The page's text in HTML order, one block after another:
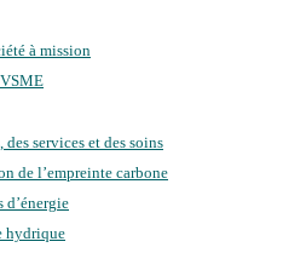
à mission
services et des soins
de l’empreinte carbone
d’énergie
hydrique